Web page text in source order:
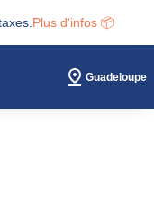
Plus d'infos 📦
Guadeloupe